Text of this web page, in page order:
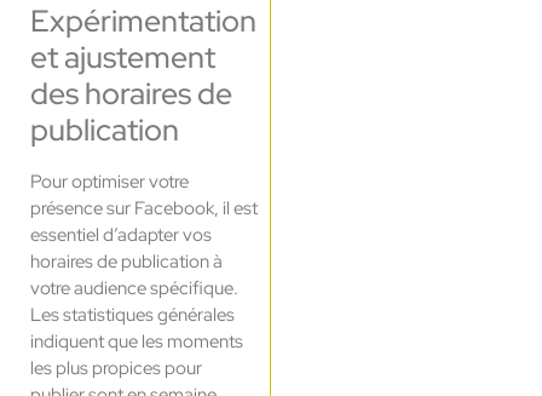
Expérimentation
et ajustement
des horaires de
publication
Pour optimiser votre
présence sur Facebook, il est
essentiel d’adapter vos
horaires de publication à
votre audience spécifique.
Les statistiques générales
indiquent que les moments
les plus propices pour